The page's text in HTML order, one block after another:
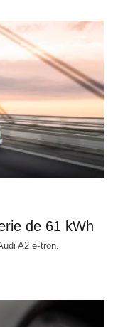
de 61 kWh
A2 e-tron,